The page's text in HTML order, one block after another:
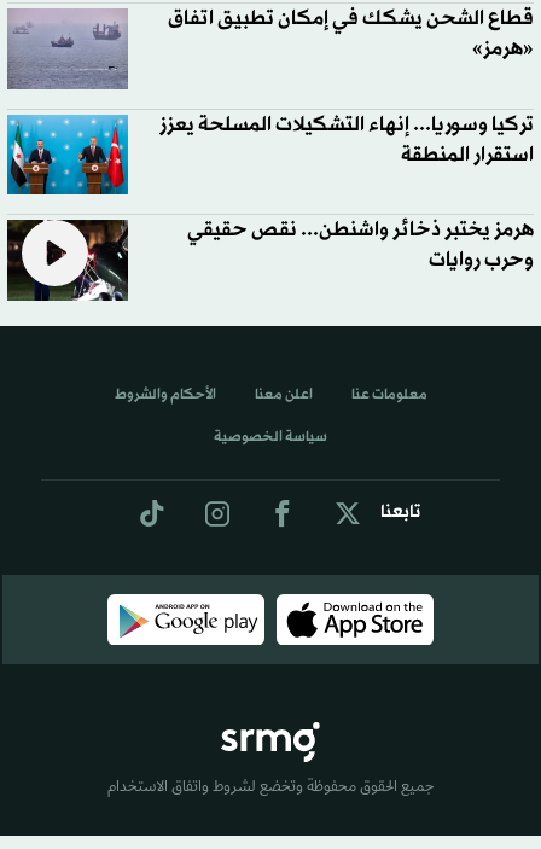
قطاع الشحن يشكك في إمكان تطبيق اتفاق
«هرمز»
تركيا وسوريا... إنهاء التشكيلات المسلحة يعزز
استقرار المنطقة
هرمز يختبر ذخائر واشنطن... نقص حقيقي
وحرب روايات
تابعنا
معلومات عنا اعلن معنا الأحكام والشروط
سياسة الخصوصية
جميع الحقوق محفوظة وتخضع لشروط واتفاق الاستخدام